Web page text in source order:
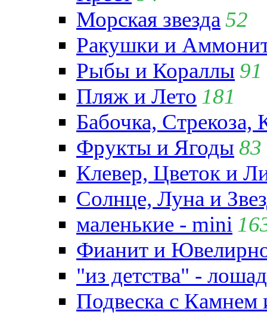
Морская звезда 52
Ракушки и
Рыбы и Кораллы 91
Пляж и Лето 181
Бабочка,
Фрукты и Ягоды 83
Клевер, Цветок и
Солнце, Луна и
маленькие - mini
Фианит и
"из детства" -
Подвеска с